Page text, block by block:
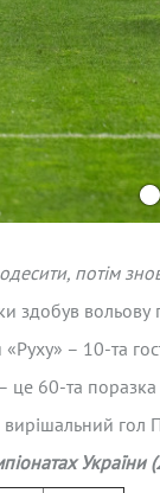
потім
здобув
– 10-та
60-та поразка
гол
України